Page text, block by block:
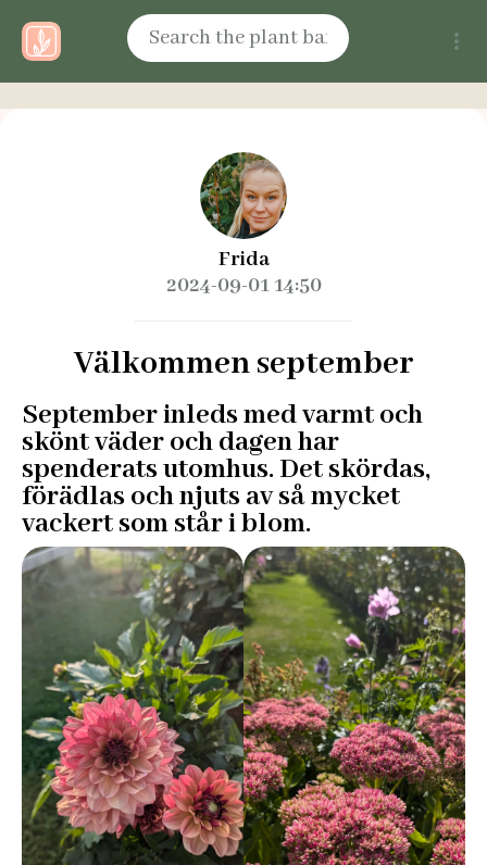
Frida
2024-09-01 14:50
Välkommen september
September inleds med varmt och
skönt väder och dagen har
spenderats utomhus. Det skördas,
förädlas och njuts av så mycket
vackert som står i blom.